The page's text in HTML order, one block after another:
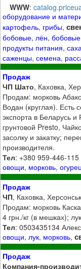
WWW:
оборудование и
картофель, грибы,
бобовые, лён,бобовые
продукты питания,
саженцы,семена,
Продаж
ЧП Шато, Каховка,
Продам: морковь
Водан (круглая). Есть
экспорта в Беларусь
грунтовой Presto,
засолку и закатку;
производителя.
Тел: +380 959-446-115
овощи, морковь,
Продаж
ЧП, Каховка,
Продам: морковь
4 грн./кг (в мешках);
Тел: 0503435134
овощи, лук, морковь,
Продаж
Компания-